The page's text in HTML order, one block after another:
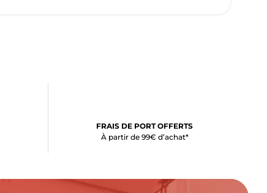
FRAIS DE PORT OFFERTS
À partir de 99€ d’achat*